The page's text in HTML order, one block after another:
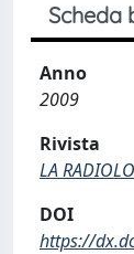
Scheda
Anno
2009
Rivista
LA
DOI
https://